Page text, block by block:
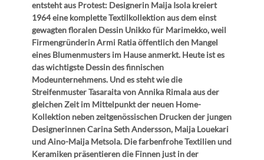
entsteht aus Protest: Designerin Maija Isola kreiert
1964 eine komplette Textilkollektion aus dem einst
gewagten floralen Dessin Unikko für Marimekko, weil
Firmengründerin Armi Ratia öffentlich den Mangel
eines Blumenmusters im Hause anmerkt. Heute ist es
das wichtigste Dessin des finnischen
Modeunternehmens. Und es steht wie die
Streifenmuster Tasaraita von Annika Rimala aus der
gleichen Zeit im Mittelpunkt der neuen Home-
Kollektion neben zeitgenössischen Drucken der jungen
Designerinnen Carina Seth Andersson, Maija Louekari
und Aino-Maija Metsola. Die farbenfrohe Textilien und
Keramiken präsentieren die Finnen just in der